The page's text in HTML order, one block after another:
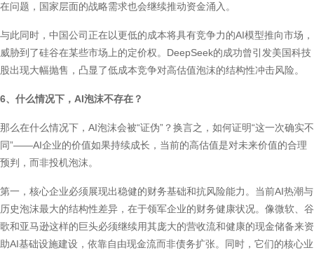
在问题，国家层面的战略需求也会继续推动资金涌入。
与此同时，中国公司正在以更低的成本将具有竞争力的AI模型推向市场，
威胁到了硅谷在某些市场上的定价权。DeepSeek的成功曾引发美国科技
股出现大幅抛售，凸显了低成本竞争对高估值泡沫的结构性冲击风险。
6、什么情况下，AI泡沫不存在？
那么在什么情况下，AI泡沫会被“证伪”？换言之，如何证明“这一次确实不
同”——AI企业的价值如果持续成长，当前的高估值是对未来价值的合理
预判，而非投机泡沫。
第一，核心企业必须展现出稳健的财务基础和抗风险能力。当前AI热潮与
历史泡沫最大的结构性差异，在于领军企业的财务健康状况。像微软、谷
歌和亚马逊这样的巨头必须继续用其庞大的营收流和健康的现金储备来资
助AI基础设施建设，依靠自由现金流而非债务扩张。同时，它们的核心业